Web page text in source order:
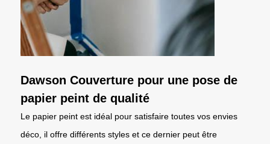
Dawson Couverture pour une pose de
papier peint de qualité
Le papier peint est idéal pour satisfaire toutes vos envies
déco, il offre différents styles et ce dernier peut être